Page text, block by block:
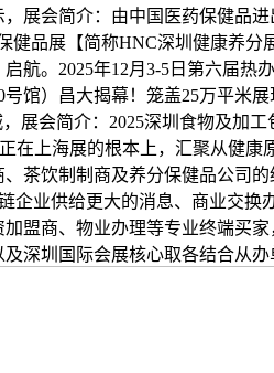
展会简介：由中国医药保健品
健品展【简称HNC深圳健康养分
航。2025年12月3-5日第六届热
馆）昌大揭幕！笼盖25万平米
，展会简介：2025深圳食物及加
在上海展的根本上，汇聚从健
茶饮制制商及养分保健品公司
企业供给更大的消息、商业交换
盟商、物业办理等专业终端买
深圳国际会展核心取各结合从